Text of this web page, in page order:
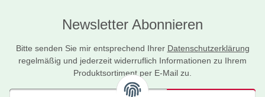
Newsletter Abonnieren
Bitte senden Sie mir entsprechend Ihrer Datenschutzerklärung
regelmäßig und jederzeit widerruflich Informationen zu Ihrem
Produktsortiment per E-Mail zu.